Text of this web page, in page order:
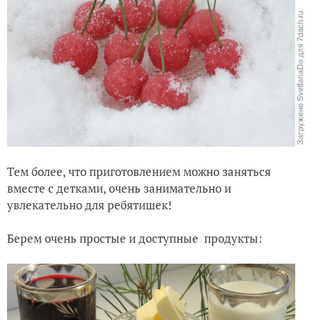
Тем более, что приготовлением можно заняться
вместе с детками, очень занимательно и
увлекательно для ребятишек!
Берем очень простые и доступные продукты: